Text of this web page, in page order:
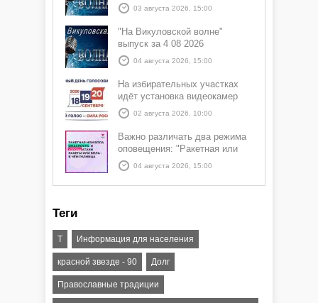
03 августа 2026, 15:00
"На Викуловской волне"
выпуск за 4 08 2026
04 августа 2026, 15:00
На избирательных участках
идёт установка видеокамер
02 августа 2026, 10:00
Важно различать два режима
оповещения: "Ракетная или
БПЛА опасность" и "Угроза
атаки ракеты или БПЛА"
04 августа 2026, 15:00
Теги
Т Информация для населения
красной звезде - 90 Долг
Православные традиции